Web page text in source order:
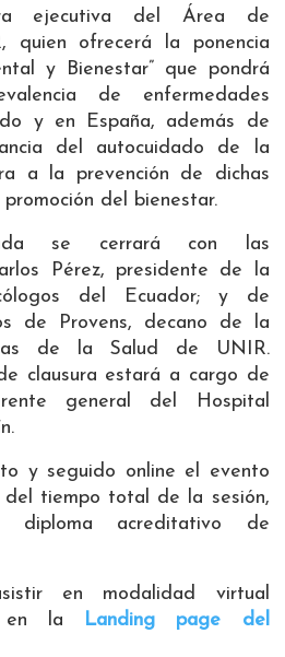
ejecutiva del Área de
quien ofrecerá la ponencia
y Bienestar” que pondrá
de enfermedades
y en España, además de
del autocuidado de la
a la prevención de dichas
del bienestar.
se cerrará con las
Pérez, presidente de la
del Ecuador; y de
de Provens, decano de la
de la Salud de UNIR.
clausura estará a cargo de
general del Hospital
y seguido online el evento
del tiempo total de la sesión,
diploma acreditativo de
en modalidad virtual
en la
Landing page del